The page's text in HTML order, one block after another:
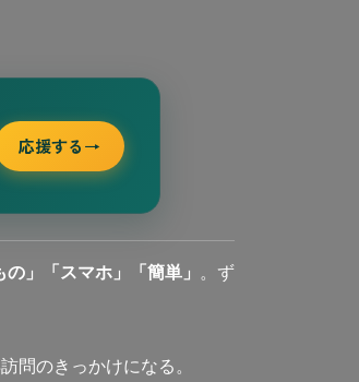
応援する→
の」「スマホ」「簡単」 。ず
問のきっかけになる。